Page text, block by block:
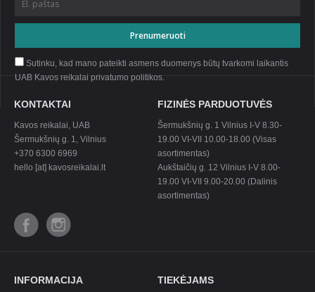
KONTAKTAI
Kavos reikalai, UAB
Šermukšnių g. 1, Vilnius
+370 6300 6969
hello [at] kavosreikalai.lt
FIZINĖS PARDUOTUVĖS
Šermukšnių g. 1 Vilnius I-V 8.30-
19.00 VI-VII 10.00-18.00 (Visas
asortimentas)
Aukštaičių g. 12 Vilnius I-V 8.00-
19.00 VI-VII 9.00-20.00 (Dalinis
asortimentas)
Sutinku, kad mano pateikti asmens duomenys būtų tvarkomi laikantis
UAB Kavos reikalai privatumo politikos.
INFORMACIJA TIEKĖJAMS